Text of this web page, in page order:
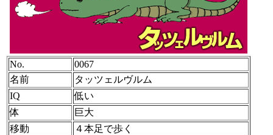
No.
0067
名前
タッツェルヴルム
IQ
低い
体
巨大
移動
４本足で歩く